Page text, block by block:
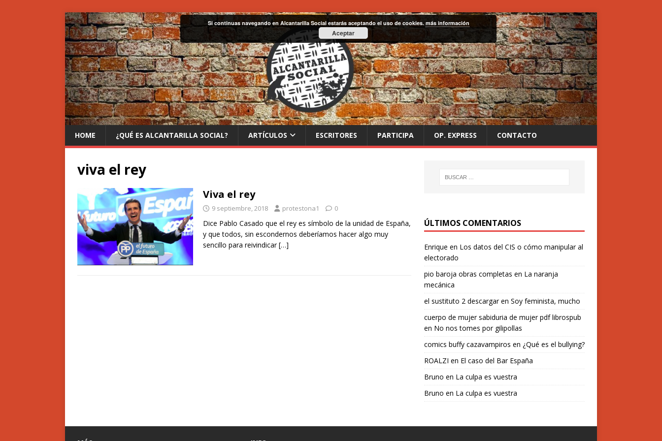
HOME ¿QUÉ ES ALCANTARILLA SOCIAL? ARTÍCULOS ESCRITORES PARTICIPA OP. EXPRESS CONTACTO
viva el rey
Viva el rey
9 septiembre, 2018 protestona1 0
Dice Pablo Casado que el rey es símbolo de la unidad de España,
y que todos, sin escondernos deberíamos hacer algo muy
sencillo para reivindicar[…]
ÚLTIMOS COMENTARIOS
Enrique en Los datos del CIS o cómo manipular al
electorado
pio baroja obras completas en La naranja
mecánica
el sustituto 2 descargaren Soy feminista, mucho
cuerpo de mujer sabiduria de mujer pdf librospub
en No nos tomes por gilipollas
comics buffy cazavampiros en ¿Qué es el bullying?
ROALZI en El caso del Bar España
Bruno en La culpa es vuestra
Bruno en La culpa es vuestra
Si continuas navegando en Alcantarilla Social estarás aceptando el uso de cookies. más información
Aceptar